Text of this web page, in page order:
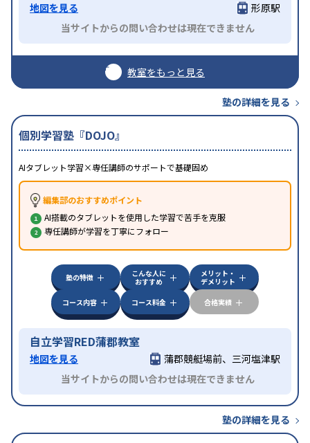
地図を見る
形原駅
当サイトからの問い合わせは現在できません
教室をもっと見る
塾の詳細を見る
個別学習塾『DOJO』
AIタブレット学習×専任講師のサポートで基礎固め
編集部のおすすめポイント
AI搭載のタブレットを使用した学習で苦手を克服
専任講師が学習を丁寧にフォロー
塾の特徴
こんな人に
おすすめ
メリット・
デメリット
コース内容
コース料金 合格実績
自立学習RED蒲郡教室
地図を見る
蒲郡競艇場前、三河塩津駅
当サイトからの問い合わせは現在できません
塾の詳細を見る